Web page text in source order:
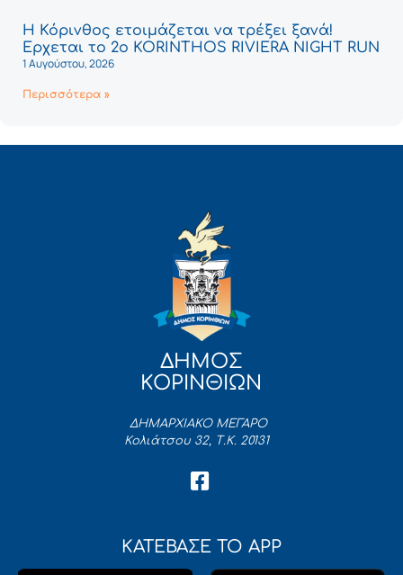
Η Κόρινθος ετοιμάζεται να τρέξει ξανά!
Έρχεται το 2ο KORINTHOS RIVIERA NIGHT RUN
1 Αυγούστου, 2026
Περισσότερα »
ΔΗΜΟΣ
ΚΟΡΙΝΘΙΩΝ
ΔΗΜΑΡΧΙΑΚΟ ΜΕΓΑΡΟ
Κολιάτσου 32, Τ.Κ. 20131
ΚΑΤΕΒΑΣΕ ΤΟ APP